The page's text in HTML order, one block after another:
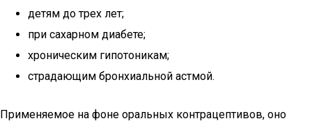
детям до трех лет;
при сахарном диабете;
хроническим гипотоникам;
страдающим бронхиальной астмой.
Применяемое на фоне оральных контрацептивов, оно